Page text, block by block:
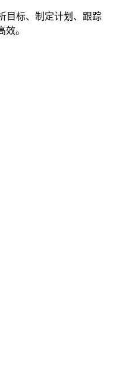
目标、制定计划、跟踪
。